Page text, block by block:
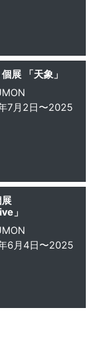
展 「天象」
7月2日〜2025
」
6月4日〜2025